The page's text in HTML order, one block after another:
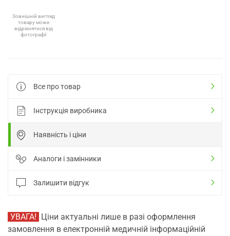
Зовнішній вигляд
товару може
відрізнятися від
фотографії
Все про товар
Інструкція виробника
Наявність і ціни
Аналоги і замінники
Залишити відгук
УВАГА! Ціни актуальні лише в разі оформлення
замовлення в електронній медичній інформаційній